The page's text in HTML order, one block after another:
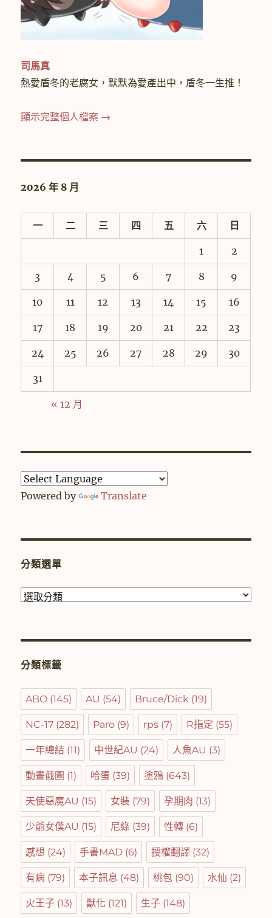
司馬真
熱愛盾冬的老腐女，默默為愛產出中，盾冬一生推！
顯示完整個人檔案 →
2026 年 8 月
一 二 三 四 五 六 日
1 2
3 4 5 6 7 8 9
10 11 12 13 14 15 16
17 18 19 20 21 22 23
24 25 26 27 28 29 30
31
« 12 月
Powered by Translate
分類選單
分
分類標籤
ABO (145) AU (54) Bruce/Dick (19)
NC-17 (282) Paro (9) rps (7) R指定 (55)
一年總結 (11) 中世紀AU (24) 人魚AU (3)
動畫截圖 (1) 哈蛋 (39) 塗鴉 (643)
天使惡魔AU (15) 女裝 (79) 孕期肉 (13)
少爺女僕AU (15) 尼綠 (39) 性轉 (6)
感想 (24) 手書MAD (6) 授權翻譯 (32)
有病 (79) 本子訊息 (48) 桃包 (90) 水仙 (2)
火王子 (13) 獸化 (121) 生子 (148)